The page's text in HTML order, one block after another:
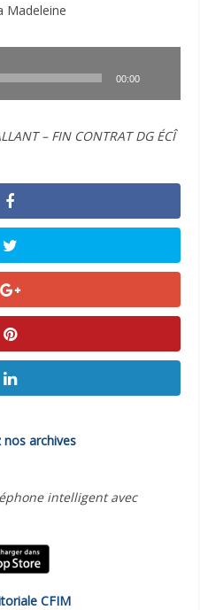
Madeleine
00:00
– FIN CONTRAT DG ÉCÎ
nos archives
intelligent avec
CFIM